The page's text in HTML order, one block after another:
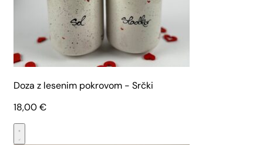
Doza z lesenim pokrovom - Srčki
18,00€